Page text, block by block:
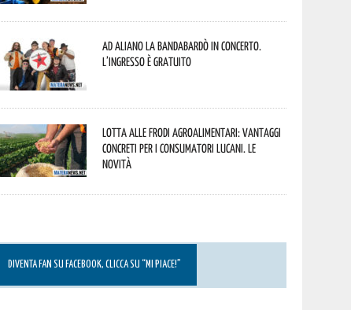
Ad Aliano la Bandabardò in concerto.
L’ingresso è gratuito
Lotta alle frodi agroalimentari: vantaggi
concreti per i consumatori lucani. Le
novità
DIVENTA FAN SU FACEBOOK, CLICCA SU “MI PIACE!”